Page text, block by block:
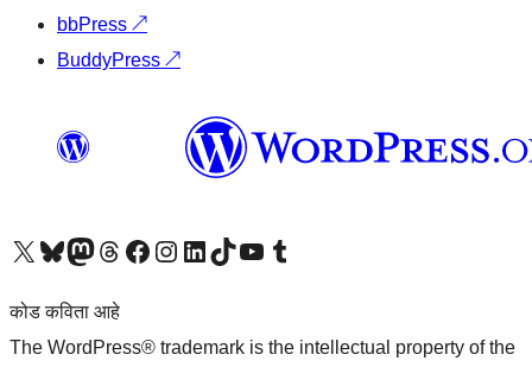
bbPress ↗
BuddyPress ↗
आमच्या X (एक्स) (पूर्वीचे ट्विटर) खात्याला भेट द्या आमच्या ब्लूस्की खात्याला भेट द्या.आमच्या Mastodon खात्याला भेट द्या.आमच्या थ्रेड्स खात्याला भेट द्या. आमच्या फेसबुक पेजला भेट द्या आमच्या इंस्टाग्राम खात्याला भेट द्या आमच्या लिंक्डइन खात्याला भेट द्या आमच्या टिकटॉक अकाउंटला भेट द्या.आमच्या यूट्यूब चॅनेलला भेट द्या आमच्या टंबलर खात्याला भेट द्या.
कोड कविता आहे
The WordPress® trademark is the intellectual property of the